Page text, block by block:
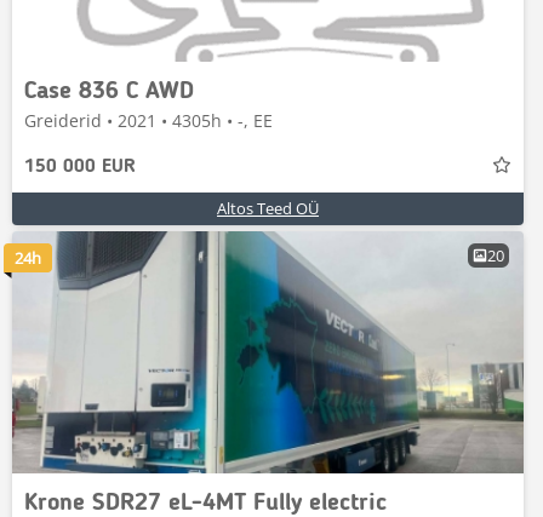
Case 836 C AWD
Greiderid • 2021 • 4305h • -, EE
150 000 EUR
Altos Teed OÜ
20
Krone SDR27 eL-4MT Fully electric
24h